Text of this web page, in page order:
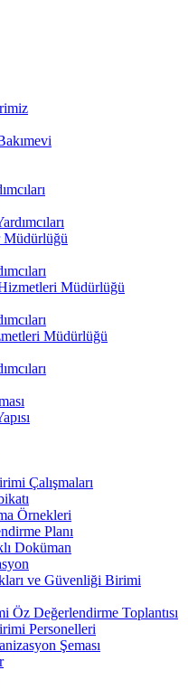
Müdürlüğü
Müdürlüğü
Çalışmaları
Örnekleri
Planı
Doküman
ve Güvenliği Birimi
Öz Değerlendirme Toplantısı
Personelleri
Şeması